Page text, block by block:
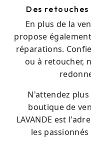
Des
En plus de la
propose
réparations.
ou à retoucher,
N'attendez
boutique de
LAVANDE est
les